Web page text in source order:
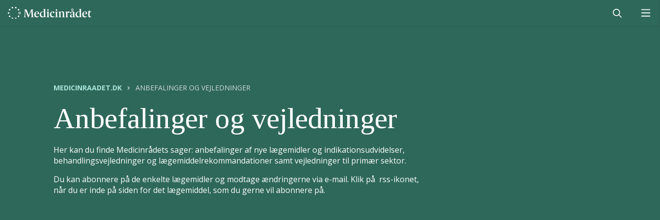
MEDICINRAADET.DK ANBEFALINGER OG VEJLEDNINGER
Anbefalinger og vejledninger
Her kan du finde Medicinrådets sager: anbefalinger af nye lægemidler og indikationsudvidelser,
behandlingsvejledninger og lægemiddelrekommandationer samt vejledninger til primær sektor.
Du kan abonnere på de enkelte lægemidler og modtage ændringerne via e-mail. Klik på rss-ikonet,
når du er inde på siden for det lægemiddel, som du gerne vil abonnere på.